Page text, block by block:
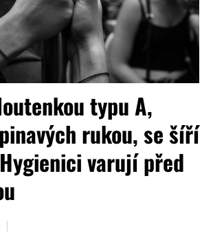
typu A,
rukou, se šíří
varují před